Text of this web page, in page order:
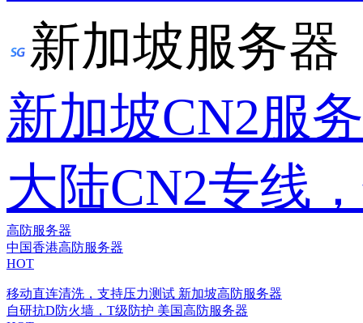
新加坡服务器
新加坡CN2服
大陆CN2专线
高防服务器
中国香港高防服务器
HOT
移动直连清洗，支持压力测试 新加坡高防服务器
自研抗D防火墙，T级防护 美国高防服务器